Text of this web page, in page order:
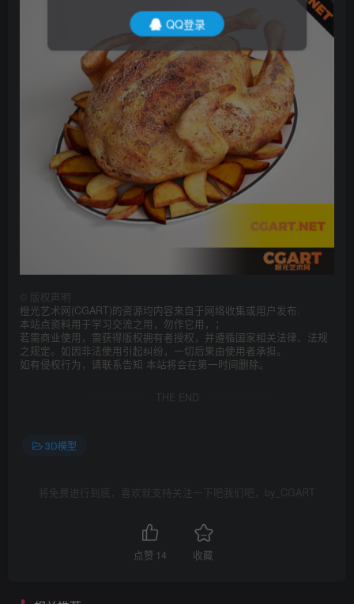
版权声明
橙光艺术网(CGART)的资源均内容来自于网络收集或用户发布.
本站点资料用于学习交流之用，勿作它用，；
若需商业使用，需获得版权拥有者授权，并遵循国家相关法律、法规
之规定。如因非法使用引起纠纷，一切后果由使用者承担。
如有侵权行为，请联系告知 本站将会在第一时间删除。
THE END
3D模型
将免费进行到底，喜欢就支持关注一下吧我们吧，by_CGART
点赞 14 收藏
QQ登录